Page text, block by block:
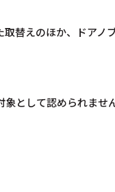
替えのほか、ドアノ
象として認められませ